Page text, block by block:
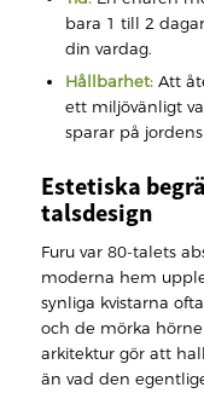
bara 1 till 2
din vardag.
Hållbarhet:Att
ett miljövänligt
sparar på jordens
Estetiska
talsdesign
Furu var 80-talets
moderna hem
synliga kvistarna
och de mörka
arkitektur gör att
än vad den